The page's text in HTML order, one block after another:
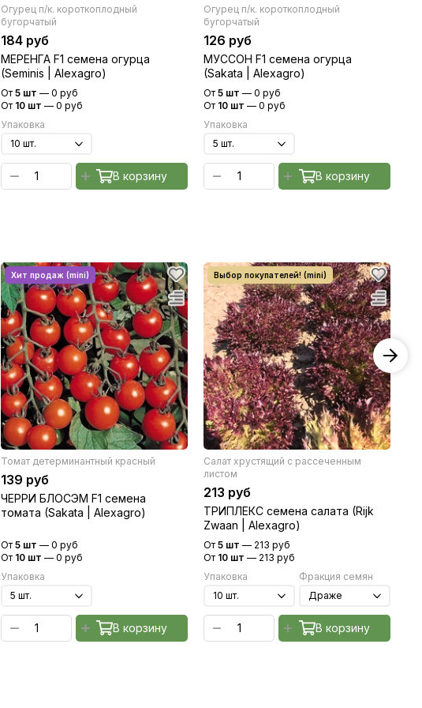
Огурец п/к. короткоплодный
бугорчатый
184 руб
МЕРЕНГА F1 семена огурца
(Seminis | Alexagro)
От5 шт —0 руб
От 10 шт —0 руб
Упаковка
В корзину
Огурец п/к. короткоплодный
бугорчатый
126 руб
МУССОН F1 семена огурца
(Sakata | Alexagro)
От5 шт —0 руб
От 10 шт —0 руб
Упаковка
В корзину
Томат детерминантный красный
139 руб
ЧЕРРИ БЛОСЭМ F1 семена
томата (Sakata | Alexagro)
От5 шт —0 руб
От 10 шт —0 руб
Упаковка
В корзину
Салат хрустящий с рассеченным
листом
213 руб
ТРИПЛЕКС семена салата (Rijk
Zwaan | Alexagro)
От5 шт — 213 руб
От 10 шт — 213 руб
Упаковка
Фракция семян
В корзину